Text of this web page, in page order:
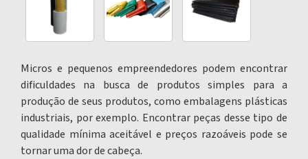
Micros e pequenos empreendedores podem encontrar
dificuldades na busca de produtos simples para a
produção de seus produtos, como embalagens plásticas
industriais, por exemplo. Encontrar peças desse tipo de
qualidade mínima aceitável e preços razoáveis pode se
tornar uma dor de cabeça.